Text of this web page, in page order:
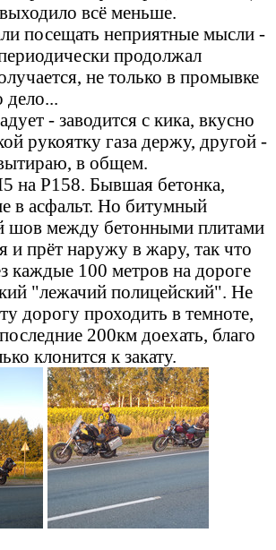
всё меньше.
посещать неприятные мысли -
продолжал
не только в промывке
дело...
- заводится с кика, вкусно
рукоятку газа держу, другой -
в общем.
на Р158. Бывшая бетонка,
в асфальт. Но битумный
шов между бетонными плитами
и прёт наружу в жару, так что
каждые 100 метров на дороге
"лежачий полицейский". Не
дорогу проходить в темноте,
200км доехать, благо
клонится к закату.